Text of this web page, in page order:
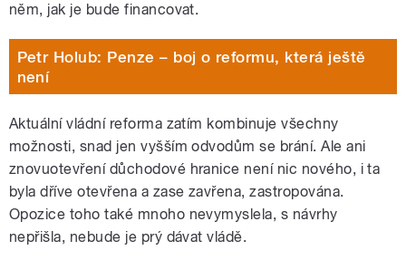
něm, jak je bude financovat.
Petr Holub: Penze – boj o reformu, která ještě
není
Aktuální vládní reforma zatím kombinuje všechny
možnosti, snad jen vyšším odvodům se brání. Ale ani
znovuotevření důchodové hranice není nic nového, i ta
byla dříve otevřena a zase zavřena, zastropována.
Opozice toho také mnoho nevymyslela, s návrhy
nepřišla, nebude je prý dávat vládě.